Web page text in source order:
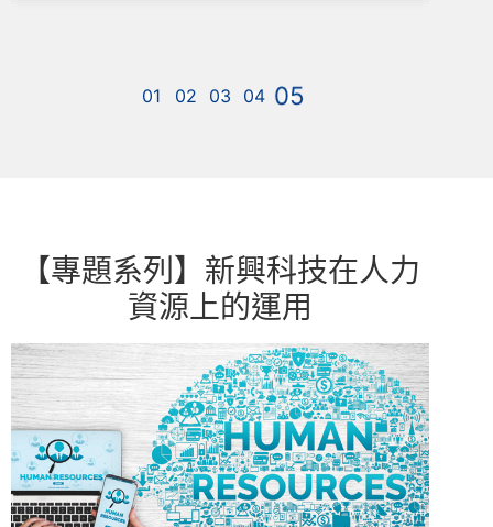
【專題系列】新興科技在人力
資源上的運用